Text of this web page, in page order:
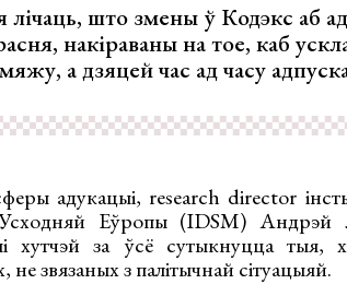
што змены ў Кодэкс аб
накіраваны на тое, каб
а дзяцей час ад часу
адукацыі, research director
Усходняй Еўропы (IDSM) Андрэй
хутчэй за ўсё сутыкнуцца
звязаных з палітычнай сітуацыяй.